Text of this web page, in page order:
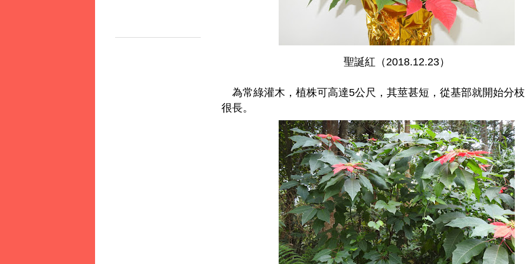
聖誕紅（2018.12.23）
為常綠灌木，植株可高達5公尺，其莖甚短，從基部就開始分枝
很長。